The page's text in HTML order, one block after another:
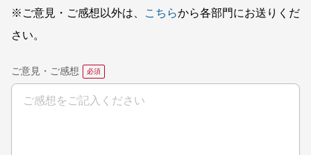
※ご意見・ご感想以外は、
こちらから各部門にお送りくだ
さい。
ご意見・ご感想